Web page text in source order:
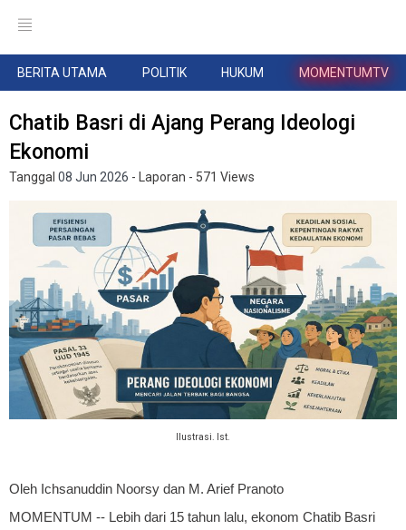
BERITA UTAMA POLITIK HUKUM MOMENTUMTV
Chatib Basri di Ajang Perang Ideologi
Ekonomi
Tanggal 08 Jun 2026 - Laporan - 571 Views
Ilustrasi. Ist.
Oleh Ichsanuddin Noorsy dan M. Arief Pranoto
MOMENTUM -- Lebih dari 15 tahun lalu, ekonom Chatib Basri